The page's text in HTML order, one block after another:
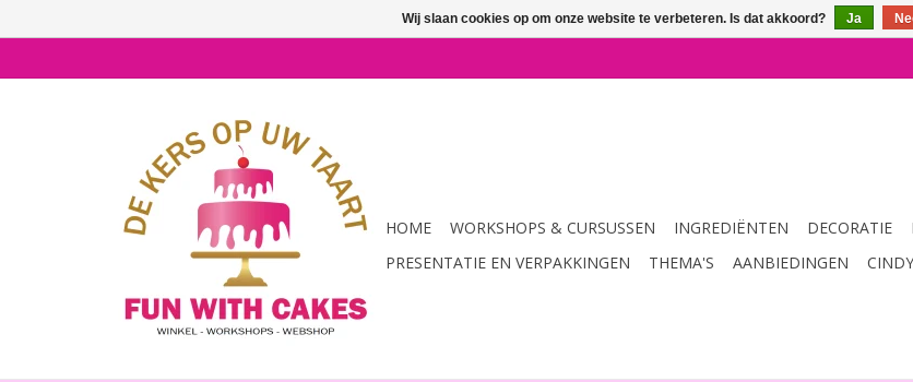
HOME WORKSHOPS & CURSUSSEN INGREDIËNTEN DECORATIE
PRESENTATIE EN VERPAKKINGEN
THEMA'S AANBIEDINGEN
Wij slaan cookies op om onze website te verbeteren. Is dat akkoord? Ja